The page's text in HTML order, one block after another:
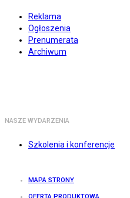
Reklama
Ogłoszenia
Prenumerata
Archiwum
NASZE WYDARZENIA
Szkolenia i konferencje
MAPA STRONY